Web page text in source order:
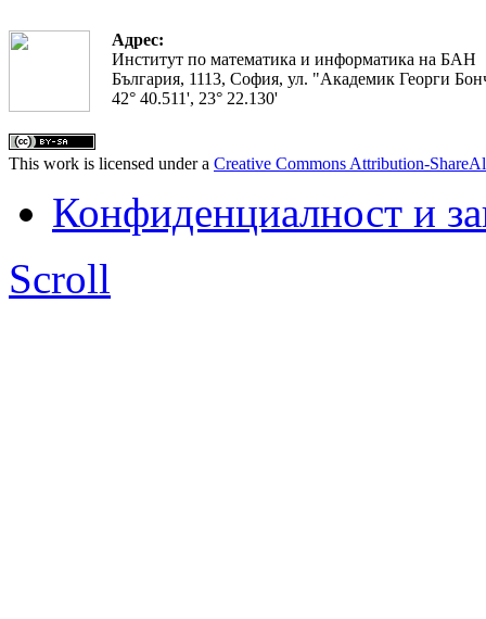
Адрес:
Институт по математика и информатика на БАН
България, 1113, София, ул. "Академик Георги
42° 40.511', 23° 22.130'
This work is licensed under a Creative Commons Attribution-
Конфиденциалност и
Scroll